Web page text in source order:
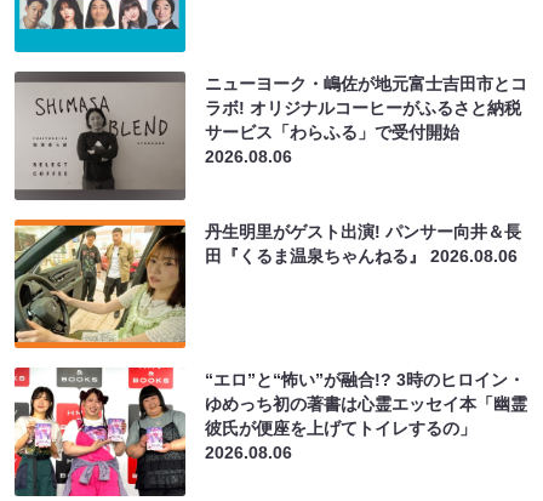
ニューヨーク・嶋佐が地元富士吉田市とコ
ラボ! オリジナルコーヒーがふるさと納税
サービス「わらふる」で受付開始
2026.08.06
丹生明里がゲスト出演! パンサー向井＆長
田『くるま温泉ちゃんねる』2026.08.06
“エロ”と“怖い”が融合!? 3時のヒロイン・
ゆめっち初の著書は心霊エッセイ本「幽霊
彼氏が便座を上げてトイレするの」
2026.08.06